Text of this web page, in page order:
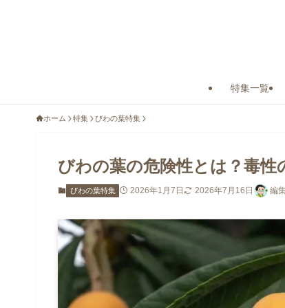
特集一覧
ホーム 特集 びわの葉特集
びわの葉の危険性とは？毒
びわの葉特集 2026年1月7日 2026年7月16日 編